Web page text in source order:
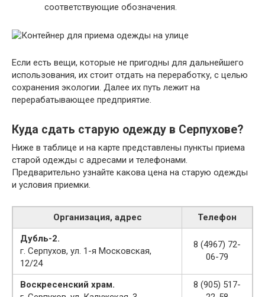
соответствующие обозначения.
Если есть вещи, которые не пригодны для дальнейшего
использования, их стоит отдать на переработку, с целью
сохранения экологии. Далее их путь лежит на
перерабатывающее предприятие.
Куда сдать старую одежду в Серпухове?
Ниже в таблице и на карте представлены пункты приема
старой одежды с адресами и телефонами.
Предварительно узнайте какова цена на старую одежды
и условия приемки.
Организация, адрес
Телефон
Дубль-2.
г. Серпухов, ул. 1-я Московская,
12/24
8 (4967) 72-
06-79
Воскресенский храм.
8 (905) 517-